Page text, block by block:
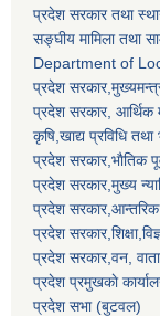
प्रदेश सरकार तथा
सङ्‍घीय मामिला तथा
Department of
प्रदेश
प्रदेश सरकार, आर्थिक
कृषि,खाद्य प्रविधि
प्रदेश सरकार,भाैतिक
प्रदेश सरकार,मुख्य
प्रदेश सरकार,आन्तरिक
प्रदेश सरकार,
प्रदेश सरकार,वन,
प्रदेश प्रमुखकाे
प्रदेश सभा (बुटवल)